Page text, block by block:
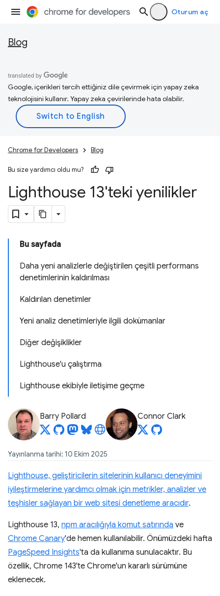
Oturum aç
Blog
Google, içerikleri tercih ettiğiniz dile çevirmek için yapay zeka
teknolojisini kullanır. Yapay zeka çevirilerinde hata olabilir.
Chrome for Developers Blog
Bu size yardımcı oldu mu?
Lighthouse 13'teki yenilikler
Bu sayfada
Daha yeni analizlerle değiştirilen çeşitli performans
denetimlerinin kaldırılması
Kaldırılan denetimler
Yeni analiz denetimleriyle ilgili dokümanlar
Diğer değişiklikler
Lighthouse'u çalıştırma
Lighthouse ekibiyle iletişime geçme
Barry Pollard Connor Clark
Yayınlanma tarihi: 10 Ekim 2025
Lighthouse, geliştiricilerin sitelerinin kullanıcı deneyimini
iyileştirmelerine yardımcı olmak için metrikler, analizler ve
teşhisler sağlayan bir web sitesi denetleme aracıdır.
Lighthouse 13, npm aracılığıyla komut satırında ve
Chrome Canary'de hemen kullanılabilir. Önümüzdeki hafta
PageSpeed Insights'ta da kullanıma sunulacaktır. Bu
özellik, Chrome 143'te Chrome'un kararlı sürümüne
eklenecek.